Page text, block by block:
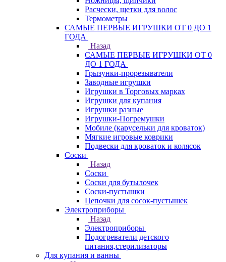
Расчески, щетки для волос
Термометры
САМЫЕ ПЕРВЫЕ ИГРУШКИ ОТ 0 ДО 1
ГОДА
Назад
САМЫЕ ПЕРВЫЕ ИГРУШКИ ОТ 0
ДО 1 ГОДА
Грызунки-прорезыватели
Заводные игрушки
Игрушки в Торговых марках
Игрушки для купания
Игрушки разные
Игрушки-Погремушки
Мобиле (карусельки для кроваток)
Мягкие игровые коврики
Подвески для кроваток и колясок
Соски
Назад
Соски
Соски для бутылочек
Соски-пустышки
Цепочки для сосок-пустышек
Электроприборы
Назад
Электроприборы
Подогреватели детского
питания,стерилизаторы
Для купания и ванны